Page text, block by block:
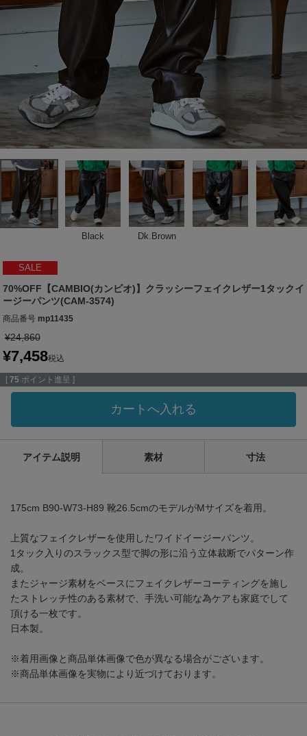
Black Dk.Brown
SALE
70%OFF【CAMBIO(カンビオ)】クラッシーフェイクレザー1タックイ
ージーパンツ(CAM-3574)
商品番号 mp11435
¥24,860
¥7,458税込
[ 75 ポイント進呈 ]
カートへ入れる
アイテム説明 素材 寸法
175cm B90-W73-H89 靴26.5cmのモデルがMサイズを着用。
上質なフェイクレザーを使用したワイドイージーパンツ。
1タック入りのスラックス型で脚の形に沿う立体裁断でパターン作
成。
またジャージ素材をベースにフェイクレザーコーティングを施し
たストレッチ性のある素材で、手洗い可能な為ケアも家庭でして
頂ける一枚です。
日本製。
※着用画像と商品単体画像で色が異なる場合がございます。
※商品単体画像を実物により近づけております。